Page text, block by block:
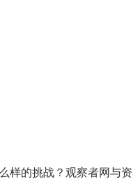
样的挑战？观察者网与资